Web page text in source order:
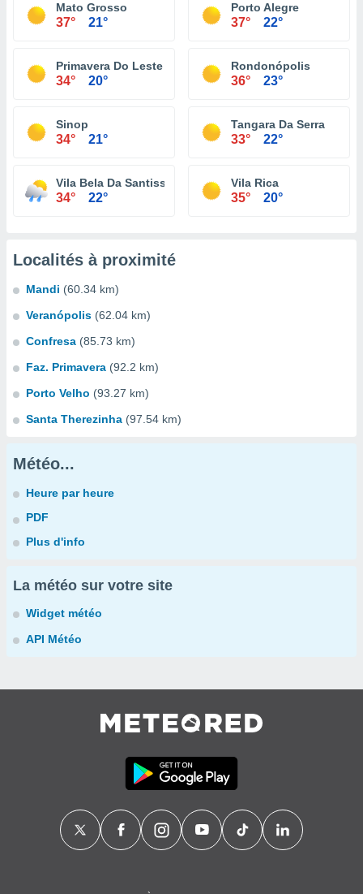
Mato Grosso
37° 21°
Porto Alegre
37° 22°
Primavera Do Leste
34° 20°
Rondonópolis
36° 23°
Sinop
34° 21°
Tangara Da Serra
33° 22°
Vila Bela Da Santissima Trindade
34° 22°
Vila Rica
35° 20°
Localités à proximité
Mandi (60.34 km)
Veranópolis (62.04 km)
Confresa (85.73 km)
Faz. Primavera (92.2 km)
Porto Velho (93.27 km)
Santa Therezinha (97.54 km)
Météo...
Heure par heure
PDF
Plus d'info
La météo sur votre site
Widget météo
API Météo